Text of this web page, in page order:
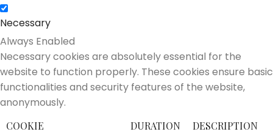
Necessary
Always Enabled
Necessary cookies are absolutely essential for the
website to function properly. These cookies ensure basic
functionalities and security features of the website,
anonymously.
COOKIE DURATION DESCRIPTION